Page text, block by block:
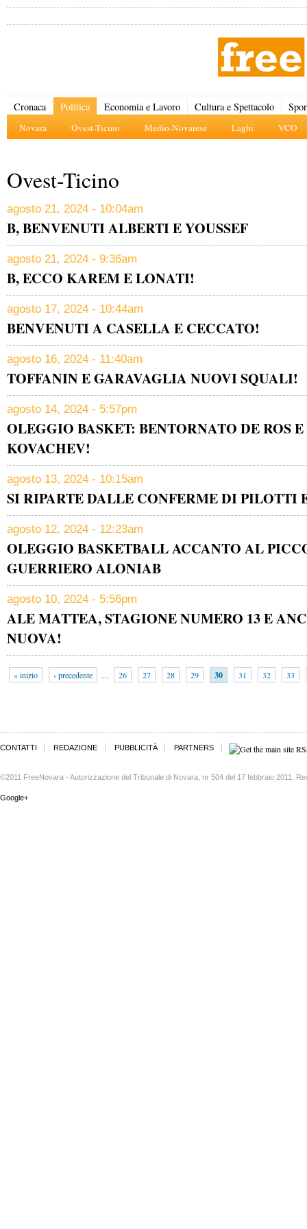
Cronaca Politica
Novara Ovest-Ticino Medio-Novarese Laghi VCO
Economia e Lavoro Cultura e Spettacolo
Ovest-Ticino
agosto 21, 2024 - 10:04am
B, BENVENUTI ALBERTI E YOUSSEF
agosto 21, 2024 - 9:36am
B, ECCO KAREM E LONATI!
agosto 17, 2024 - 10:44am
BENVENUTI A CASELLA E CECCATO!
agosto 16, 2024 - 11:40am
TOFFANIN E GARAVAGLIA NUOVI SQUALI!
agosto 14, 2024 - 5:57pm
OLEGGIO BASKET: BENTORNATO DE ROS
KOVACHEV!
agosto 13, 2024 - 10:15am
SI RIPARTE DALLE CONFERME DI PILOTTI
agosto 12, 2024 - 12:23am
OLEGGIO BASKETBALL ACCANTO AL
GUERRIERO ALONIAB
agosto 10, 2024 - 5:56pm
ALE MATTEA, STAGIONE NUMERO 13 E
NUOVA!
« inizio ‹ precedente … 26 27 28 29 30 31 32 33
CONTATTI REDAZIONE PUBBLICITÀ PARTNERS
©2011 FreeNovara - Autorizzazione del Tribunale di Novara, nr 504 del 17 febbraio 2011.
Google+